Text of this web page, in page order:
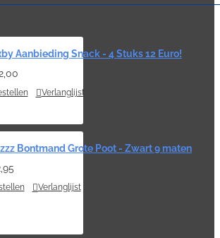
Aanbieding Snack - 4 Stuks 12 Euro!
Verlanglijst
Bontmand Grote Poot - Zwart 9 maten
Verlanglijst